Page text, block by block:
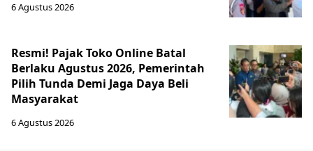
6 Agustus 2026
Resmi! Pajak Toko Online Batal
Berlaku Agustus 2026, Pemerintah
Pilih Tunda Demi Jaga Daya Beli
Masyarakat
6 Agustus 2026